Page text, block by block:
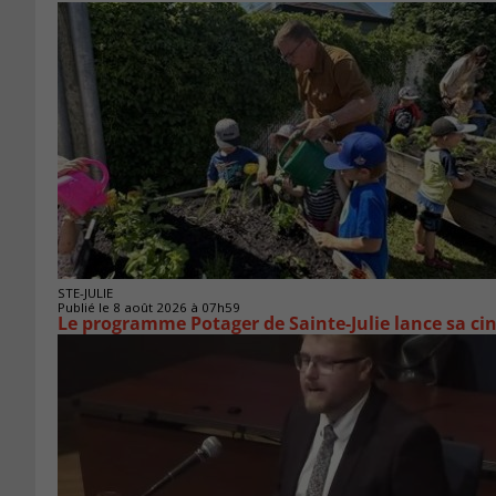
STE-JULIE
Publié le 8 août 2026 à 07h59
Le programme Potager de Sainte-Julie lance sa